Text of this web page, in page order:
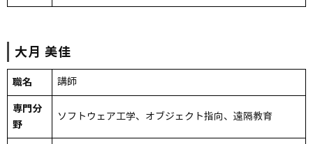
大月 美佳
職名 講師
専門分
野
ソフトウェア工学、オブジェクト指向、遠隔教育